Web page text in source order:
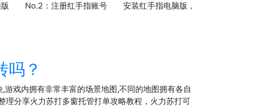
No.2：注册红手指账号 安装红手指电脑版，
吗？
戏内拥有非常丰富的场景地图,不同的地图拥有各自
理分享火力苏打多窗托管打单攻略教程，火力苏打可